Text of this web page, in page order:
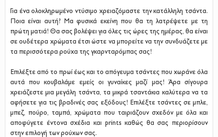
CELEBRITY WATCH
BEAUTY & WELLNESS
Για ένα ολοκληρωμένο ντύσιμο χρειαζόμαστε την κατάλληλη τσάντα.
Ποια είναι αυτή? Μα φυσικά εκείνη που θα τη λατρέψετε με τη
πρώτη ματιά! Θα σας βολέψει για όλες τις ώρες της ημέρας, θα είναι
σε ουδέτερα χρώματα έτσι ώστε να μπορείτε να την συνδυάζετε με
τα περισσότερα ρούχα της γκαρνταρόμπας σας!
Επιλέξτε από το πρωί έως και το απόγευμα τσάντες που χωράνε όλα
αυτά που κουβαλάμε εμείς οι γυναίκες μαζί μας! Άρα σίγουρα
χρειάζεστε μια μεγάλη τσάντα, τα μικρά τσαντάκια καλύτερα να τα
αφήσετε για τις βραδινές σας εξόδους! Επιλέξτε τσάντες σε μπλε,
μπεζ, πούρο, ταμπά, χρώματα που ταιριάζουν σχεδόν με όλα και
αποφύγετε έντονα σχέδια και prints καθώς θα σας περιορίσουν
στην επιλογή των ρούχων σας.